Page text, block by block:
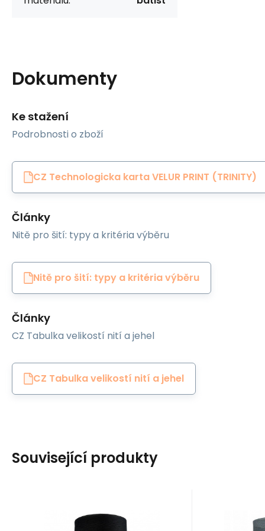
Dokumenty
Ke stažení
Podrobnosti o zboží
CZ Technologicka karta VELUR PRINT (TRINITY)
Články
Nitě pro šití: typy a kritéria výběru
Nitě pro šití: typy a kritéria výběru
Články
CZ Tabulka velikostí nití a jehel
CZ Tabulka velikostí nití a jehel
Související produkty
Kód:120VIGA1627
EAN:8595721014587
Skladem 5 ks AriadnaEAN: